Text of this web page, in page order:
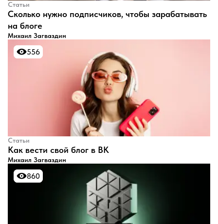
Статьи
​Сколько нужно подписчиков, чтобы зарабатывать
на блоге
Михаил Загваздин
556
556
Статьи
​Как вести свой блог в ВК
Михаил Загваздин
860
860